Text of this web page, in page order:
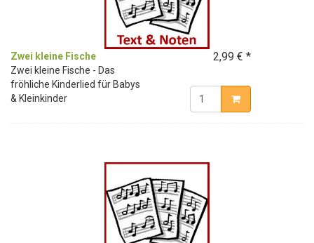
Zwei kleine Fische
Zwei kleine Fische - Das
fröhliche Kinderlied für Babys
& Kleinkinder
2,99 € *